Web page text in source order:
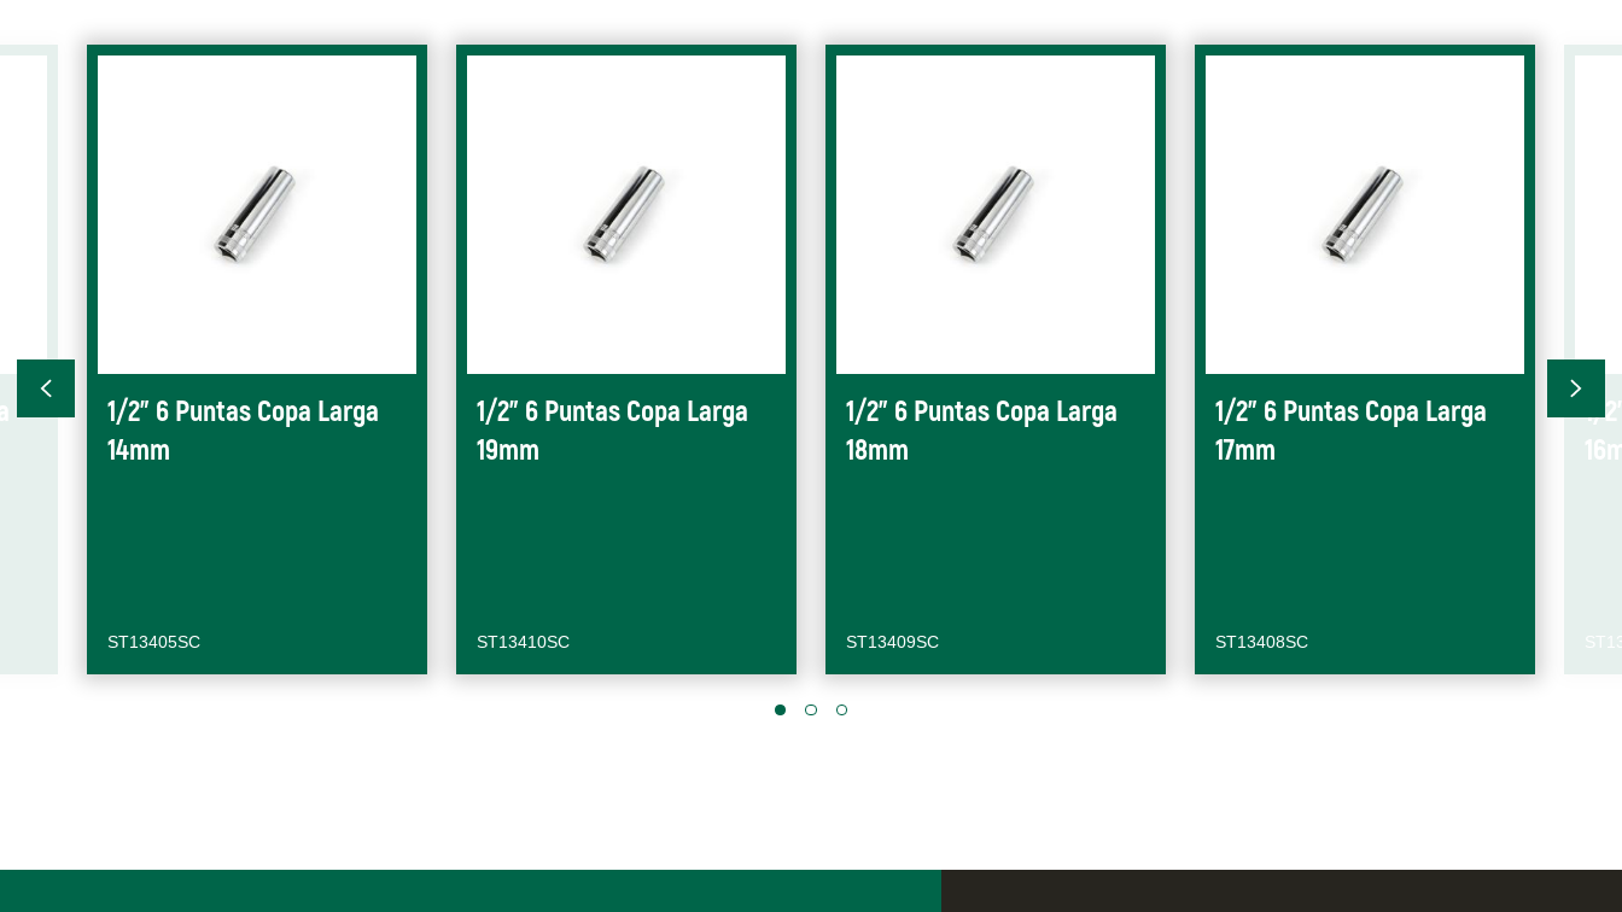
1/2" 6 Puntas Copa Larga
14mm
ST13405SC
1/2" 6 Puntas Copa Larga
19mm
ST13410SC
1/2" 6 Puntas Copa Larga
18mm
ST13409SC
1/2" 6 Puntas Copa Larga
17mm
ST13408SC
1/